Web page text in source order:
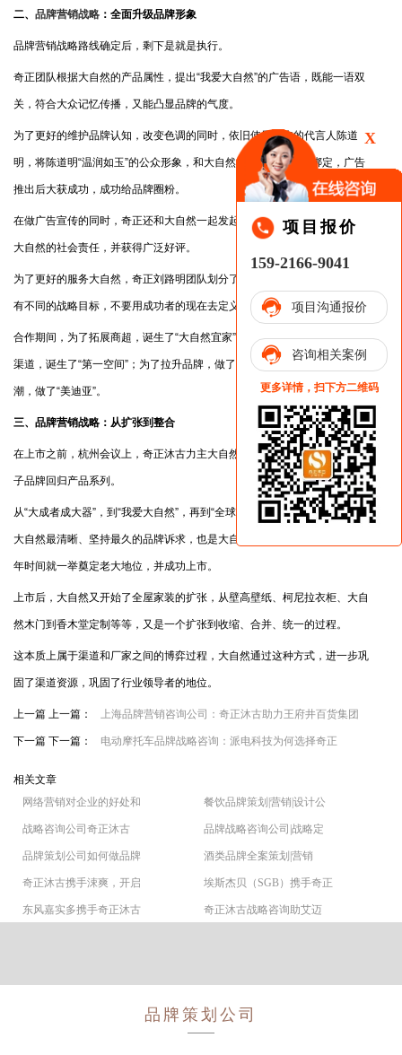
二、 品牌营销战略：全面升级品牌形象
品牌营销战略路线确定后，剩下是就是执行。
奇正团队根据大自然的产品属性，提出“我爱大自然”的广告语，既能一语双
关，符合大众记忆传播，又能凸显品牌的气度。
为了更好的维护品牌认知，改变色调的同时，依旧使用原来的代言人陈道
明，将陈道明“温润如玉”的公众形象，和大自然的产品气质进行绑定，广告
推出后大获成功，成功给品牌圈粉。
在做广告宣传的同时，奇正还和大自然一起发起了种树公益活动，积极彰显
大自然的社会责任，并获得广泛好评。
为了更好的服务大自然，奇正刘路明团队划分了不同发展阶段，每个阶段都
有不同的战略目标，不要用成功者的现在去定义发展中的自己。
合作期间，为了拓展商超，诞生了“大自然宜家”；为了扩充强化地板、扩张
渠道，诞生了“第一空间”；为了拉升品牌，做了“德狮堡”；为了跟随巴洛克风
潮，做了“美迪亚”。
三、品牌营销战略：从扩张到整合
在上市之前，杭州会议上，奇正沐古力主大自然回归“主品牌战略”，逐步将
子品牌回归产品系列。
从“大成者成大器”，到“我爱大自然”，再到“全球品味生活”。“我爱大自然”是
大自然最清晰、坚持最久的品牌诉求，也是大自然发展最为迅速的时期，五
年时间就一举奠定老大地位，并成功上市。
上市后，大自然又开始了全屋家装的扩张，从壁高壁纸、柯尼拉衣柜、大自
然木门到香木堂定制等等，又是一个扩张到收缩、合并、统一的过程。
这本质上属于渠道和厂家之间的博弈过程，大自然通过这种方式，进一步巩
固了渠道资源，巩固了行业领导者的地位。
上一篇 上一篇： 上海品牌营销咨询公司：奇正沐古助力王府井百货集团
下一篇 下一篇： 电动摩托车品牌战略咨询：派电科技为何选择奇正
相关文章
网络营销对企业的好处和
餐饮品牌策划|营销|设计公
战略咨询公司奇正沐古 品牌战略咨询公司|战略定
品牌策划公司如何做品牌 酒类品牌全案策划|营销
奇正沐古携手涑爽，开启 埃斯杰贝（SGB）携手奇正
东风嘉实多携手奇正沐古 奇正沐古战略咨询助艾迈
品牌策划公司
X
项目报价
159-2166-9041
项目沟通报价
咨询相关案例
更多详情，扫下方二维码